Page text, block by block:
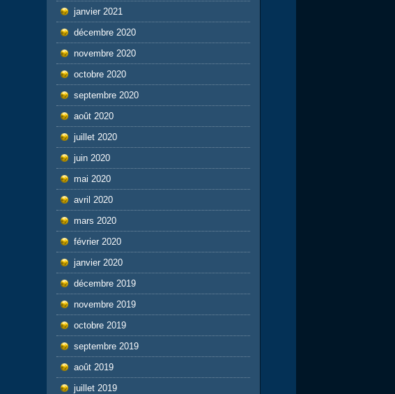
janvier 2021
décembre 2020
novembre 2020
octobre 2020
septembre 2020
août 2020
juillet 2020
juin 2020
mai 2020
avril 2020
mars 2020
février 2020
janvier 2020
décembre 2019
novembre 2019
octobre 2019
septembre 2019
août 2019
juillet 2019